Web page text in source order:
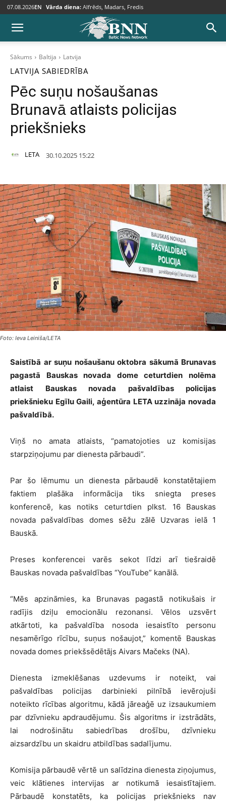
07.08.2026EN Vārda diena: Alfrēds, Madars, Fredis
Sākums Baltija Latvija
LATVIJA SABIEDRĪBA
Pēc suņu nošaušanas
Brunavā atlaists policijas
priekšnieks
LETA 30.10.2025 15:22
Foto: Ieva Leiniša/LETA
Saistībā ar suņu nošaušanu oktobra sākumā Brunavas
pagastā Bauskas novada dome ceturtdien nolēma
atlaist Bauskas novada pašvaldības policijas
priekšnieku Egīlu Gaili, aģentūra LETA uzzināja novada
pašvaldībā.
Viņš no amata atlaists, “pamatojoties uz komisijas
starpziņojumu par dienesta pārbaudi”.
Par šo lēmumu un dienesta pārbaudē konstatētajiem
faktiem plašāka informācija tiks sniegta preses
konferencē, kas notiks ceturtdien plkst. 16 Bauskas
novada pašvaldības domes sēžu zālē Uzvaras ielā 1
Bauskā.
Preses konferencei varēs sekot līdzi arī tiešraidē
Bauskas novada pašvaldības “YouTube” kanālā.
“Mēs apzināmies, ka Brunavas pagastā notikušais ir
radījis dziļu emocionālu rezonansi. Vēlos uzsvērt
atkārtoti, ka pašvaldība nosoda iesaistīto personu
nesamērīgo rīcību, suņus nošaujot,” komentē Bauskas
novada domes priekšsēdētājs Aivars Mačeks (NA).
Dienesta izmeklēšanas uzdevums ir noteikt, vai
pašvaldības policijas darbinieki pilnībā ievērojuši
noteikto rīcības algoritmu, kādā jāreaģē uz izsaukumiem
par dzīvnieku apdraudējumu. Šis algoritms ir izstrādāts,
lai nodrošinātu sabiedrības drošību, dzīvnieku
aizsardzību un skaidru atbildības sadalījumu.
Komisija pārbaudē vērtē un salīdzina dienesta ziņojumus,
veic klātienes intervijas ar notikumā iesaistītajiem.
Pārbaudē konstatēts, ka policijas priekšnieks nav